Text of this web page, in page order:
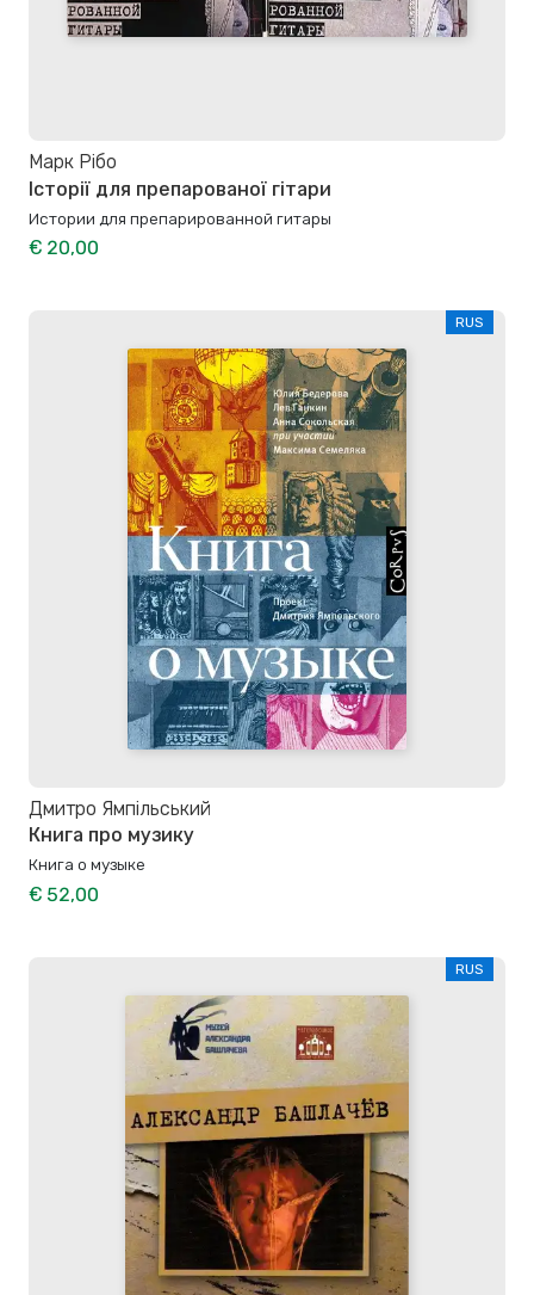
Марк Рібо
Історії для препарованої гітари
Истории для препарированной гитары
€ 20,00
RUS
Дмитро Ямпільський
Книга про музику
Книга о музыке
€ 52,00
RUS